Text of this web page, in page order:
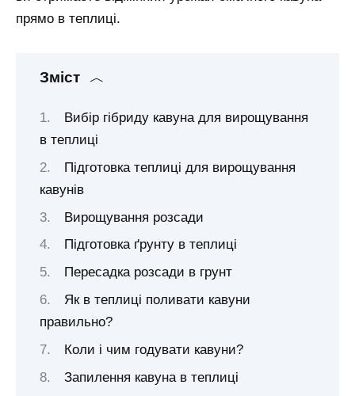
прямо в теплиці.
Зміст
Вибір гібриду кавуна для вирощування
в теплиці
Підготовка теплиці для вирощування
кавунів
Вирощування розсади
Підготовка ґрунту в теплиці
Пересадка розсади в грунт
Як в теплиці поливати кавуни
правильно?
Коли і чим годувати кавуни?
Запилення кавуна в теплиці